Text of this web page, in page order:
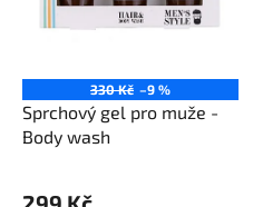
330 Kč –9 %
Sprchový gel pro muže -
Body wash